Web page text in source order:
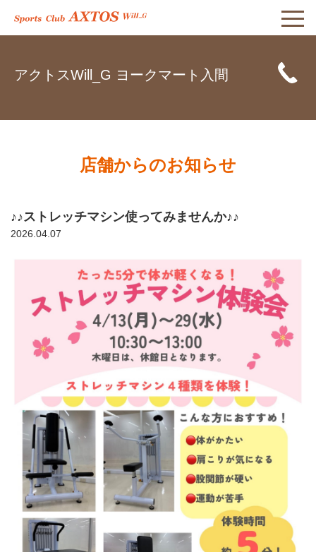
アクトスWill_G ヨークマート入間
店舗からのお知らせ
♪♪ストレッチマシン使ってみませんか♪♪
2026.04.07